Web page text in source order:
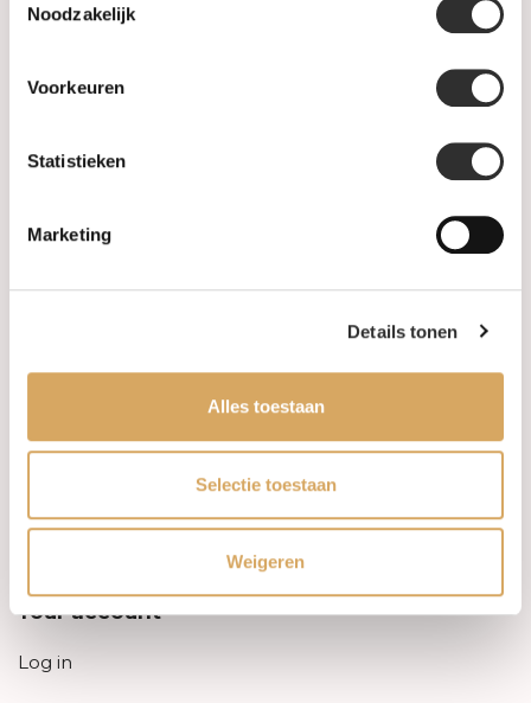
Noodzakelijk
Voorkeuren
Statistieken
Marketing
Details tonen
Alles toestaan
Selectie toestaan
Weigeren
Maatwerk
Leveringsvoorwaarden
Privacy Policy
Your account
Log in